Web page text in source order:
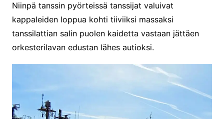
Niinpä tanssin pyörteissä tanssijat valuivat
kappaleiden loppua kohti tiiviiksi massaksi
tanssilattian salin puolen kaidetta vastaan jättäen
orkesterilavan edustan lähes autioksi.